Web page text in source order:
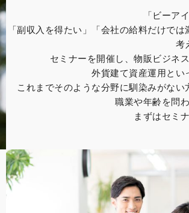
「ビーア
「副収入を得たい」「会社の給料だけで
考
セミナーを開催し、物販ビジネ
外貨建て資産運用とい
これまでそのような分野に馴染みがない
職業や年齢を問
まずはセミ